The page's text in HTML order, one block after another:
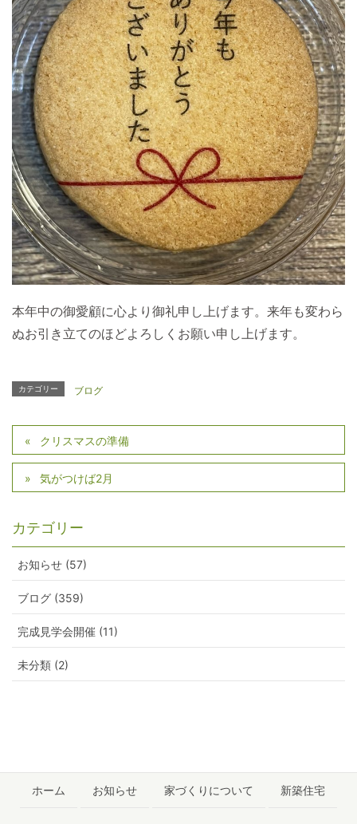
本年中の御愛顧に心より御礼申し上げます。来年も変わら
ぬお引き立てのほどよろしくお願い申し上げます。
カテゴリー ブログ
クリスマスの準備
気がつけば2月
カテゴリー
お知らせ (57)
ブログ (359)
完成見学会開催 (11)
未分類 (2)
ホーム お知らせ 家づくりについて 新築住宅